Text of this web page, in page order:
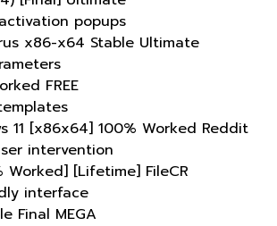
popups
x86-x64 Stable Ultimate
FREE
11 [x86x64] 100% Worked Reddit
intervention
[Lifetime] FileCR
interface
Final MEGA